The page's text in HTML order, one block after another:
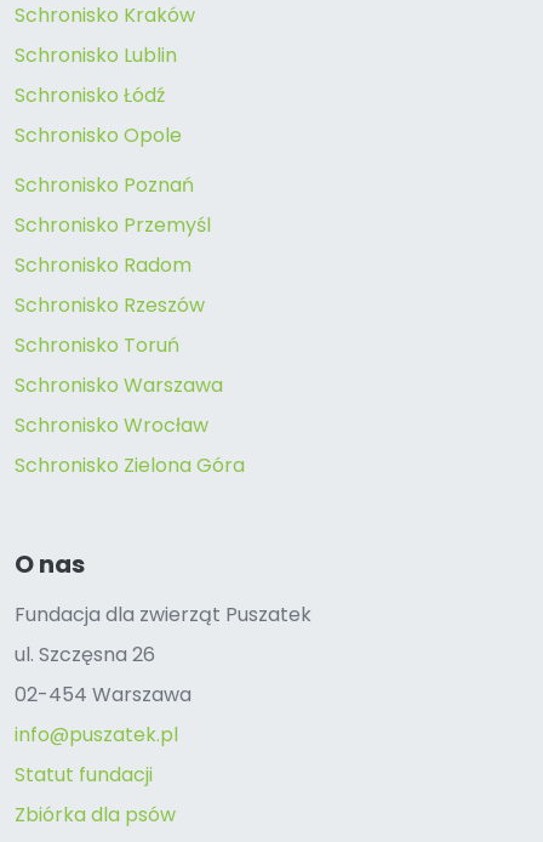
Schronisko Kraków
Schronisko Lublin
Schronisko Łódź
Schronisko Opole
Schronisko Poznań
Schronisko Przemyśl
Schronisko Radom
Schronisko Rzeszów
Schronisko Toruń
Schronisko Warszawa
Schronisko Wrocław
Schronisko Zielona Góra
O nas
Fundacja dla zwierząt Puszatek
ul. Szczęsna 26
02-454 Warszawa
info@puszatek.pl
Statut fundacji
Zbiórka dla psów